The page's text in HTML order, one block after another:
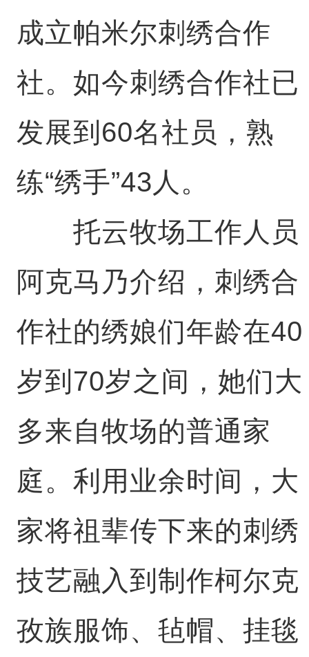
成立帕米尔刺绣合作
社。如今刺绣合作社已
发展到60名社员，熟
练“绣手”43人。
托云牧场工作人员
阿克马乃介绍，刺绣合
作社的绣娘们年龄在40
岁到70岁之间，她们大
多来自牧场的普通家
庭。利用业余时间，大
家将祖辈传下来的刺绣
技艺融入到制作柯尔克
孜族服饰、毡帽、挂毯